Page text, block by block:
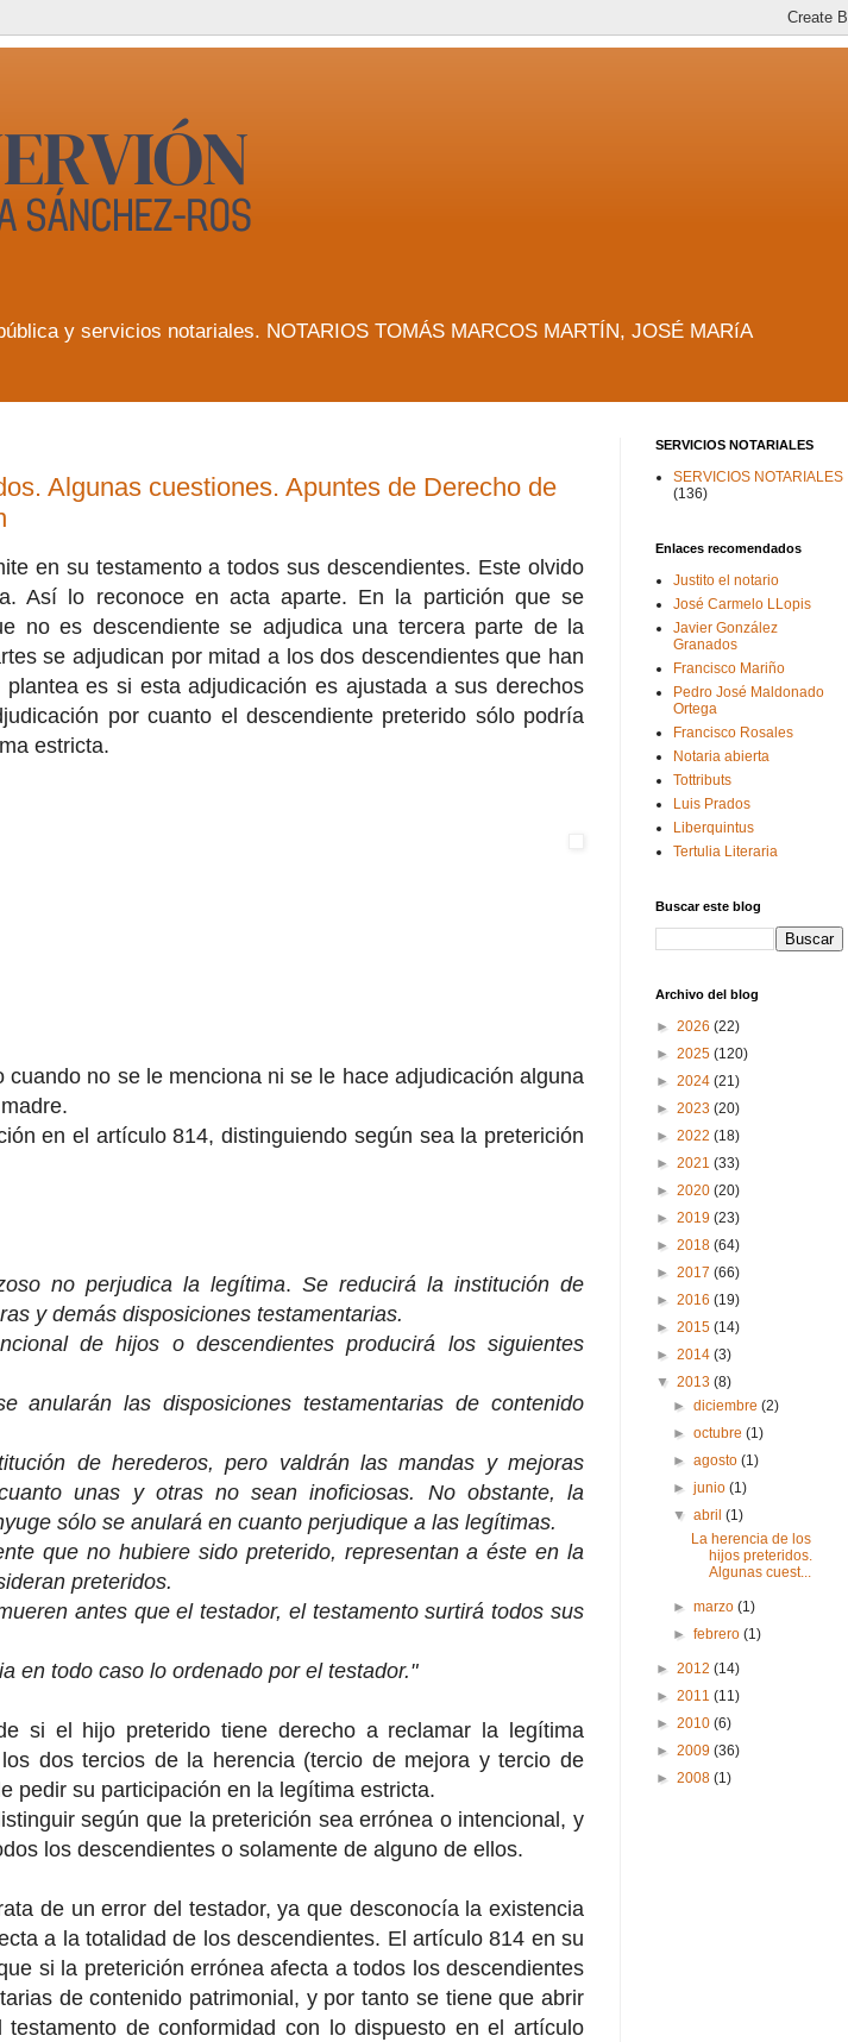
y servicios notariales. NOTARIOS TOMÁS MARCOS MARTÍN, JOSÉ MARíA
Algunas cuestiones. Apuntes de Derecho de
en su testamento a todos sus descendientes. Este olvido
Así lo reconoce en acta aparte. En la partición que se
no es descendiente se adjudica una tercera parte de la
se adjudican por mitad a los dos descendientes que han
es si esta adjudicación es ajustada a sus derechos
por cuanto el descendiente preterido sólo podría
estricta.
no se le menciona ni se le hace adjudicación alguna
en el artículo 814, distinguiendo según sea la preterición
no perjudica la legítima. Se reducirá la institución de
y demás disposiciones testamentarias.
de hijos o descendientes producirá los siguientes
anularán las disposiciones testamentarias de contenido
de herederos, pero valdrán las mandas y mejoras
unas y otras no sean inoficiosas. No obstante, la
sólo se anulará en cuanto perjudique a las legítimas.
que no hubiere sido preterido, representan a éste en la
preteridos.
antes que el testador, el testamento surtirá todos sus
en todo caso lo ordenado por el testador."
si el hijo preterido tiene derecho a reclamar la legítima
dos tercios de la herencia (tercio de mejora y tercio de
pedir su participación en la legítima estricta.
según que la preterición sea errónea o intencional, y
los descendientes o solamente de alguno de ellos.
de un error del testador, ya que desconocía la existencia
a la totalidad de los descendientes. El artículo 814 en su
si la preterición errónea afecta a todos los descendientes
de contenido patrimonial, y por tanto se tiene que abrir
de conformidad con lo dispuesto en el artículo
SERVICIOS NOTARIALES
SERVICIOS NOTARIALES
(136)
Enlaces recomendados
Justito el notario
José Carmelo LLopis
Javier González
Granados
Francisco Mariño
Pedro José Maldonado
Ortega
Francisco Rosales
Notaria abierta
Tottributs
Luis Prados
Liberquintus
Tertulia Literaria
Buscar este blog
Archivo del blog
► 2026 (22)
► 2025 (120)
► 2024 (21)
► 2023 (20)
► 2022 (18)
► 2021 (33)
► 2020 (20)
► 2019 (23)
► 2018 (64)
► 2017 (66)
► 2016 (19)
► 2015 (14)
► 2014 (3)
▼ 2013 (8)
►diciembre(2)
►octubre(1)
►agosto(1)
►junio(1)
▼abril(1)
La herencia de los
hijos preteridos.
Algunas cuest...
►marzo(1)
►febrero(1)
► 2012 (14)
► 2011 (11)
► 2010 (6)
► 2009 (36)
► 2008 (1)